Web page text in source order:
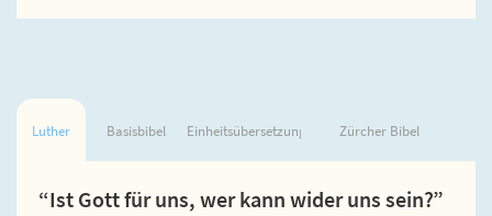
Luther Basisbibel Einheitsübersetzung Zürcher Bibel
“Ist Gott für uns, wer kann wider uns sein?”